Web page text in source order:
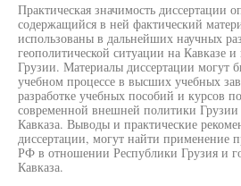
Практическая значимость диссертации
содержащийся в ней фактический
использованы в дальнейших научных
геополитической ситуации на Кавказе
Грузии. Материалы диссертации могут
учебном процессе в высших учебных
разработке учебных пособий и курсов
современной внешней политики
Кавказа. Выводы и практические
диссертации, могут найти применение
РФ в отношении Республики Грузия и
Кавказа.